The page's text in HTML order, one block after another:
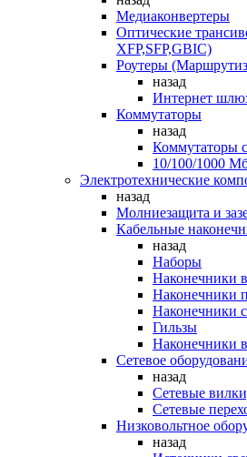
Медиаконвертеры
Оптические
XFP,SFP,GBIC)
Роутеры
назад
Интернет
Коммутаторы
назад
Коммутаторы
10/100/1000
Электротехнические
назад
Молниезащита и
Кабельные
назад
Наборы
Наконечники
Наконечники
Наконечники
Гильзы
Наконечники
Сетевое
назад
Сетевые
Сетевые
Низковольтное
назад